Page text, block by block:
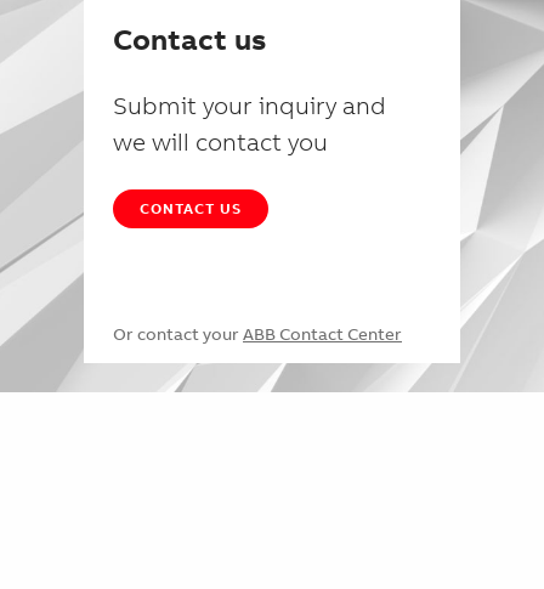
Contact us
Submit your inquiry and
we will contact you
CONTACT US
Or contact your ABB Contact Center